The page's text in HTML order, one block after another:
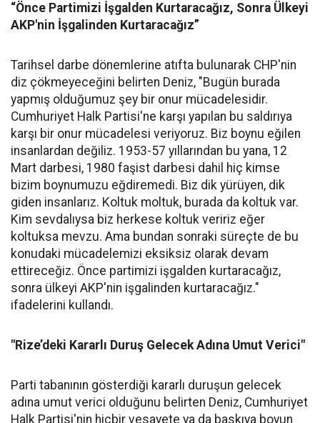
“Önce Partimizi İşgalden Kurtaracağız, Sonra Ülkeyi
AKP'nin İşgalinden Kurtaracağız”
Tarihsel darbe dönemlerine atıfta bulunarak CHP'nin
diz çökmeyeceğini belirten Deniz, "Bugün burada
yapmış olduğumuz şey bir onur mücadelesidir.
Cumhuriyet Halk Partisi'ne karşı yapılan bu saldırıya
karşı bir onur mücadelesi veriyoruz. Biz boynu eğilen
insanlardan değiliz. 1953-57 yıllarından bu yana, 12
Mart darbesi, 1980 faşist darbesi dahil hiç kimse
bizim boynumuzu eğdiremedi. Biz dik yürüyen, dik
giden insanlarız. Koltuk moltuk, burada da koltuk var.
Kim sevdalıysa biz herkese koltuk veririz eğer
koltuksa mevzu. Ama bundan sonraki süreçte de bu
konudaki mücadelemizi eksiksiz olarak devam
ettireceğiz. Önce partimizi işgalden kurtaracağız,
sonra ülkeyi AKP'nin işgalinden kurtaracağız."
ifadelerini kullandı.
"Rize’deki Kararlı Duruş Gelecek Adına Umut Verici"
Parti tabanının gösterdiği kararlı duruşun gelecek
adına umut verici olduğunu belirten Deniz, Cumhuriyet
Halk Partisi'nin hiçbir vesayete ya da baskıya boyun